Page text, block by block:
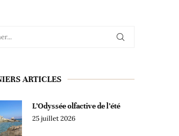
ARTICLES
L’Odyssée olfactive de l’été
25 juillet 2026